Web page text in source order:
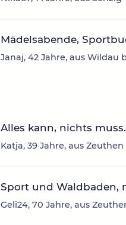
Mädelsabende,
Janaj, 42 Jahre, aus Wildau
Alles kann, nichts muss.
Katja, 39 Jahre, aus Zeuthen
Sport und Waldbaden,
Geli24, 70 Jahre, aus